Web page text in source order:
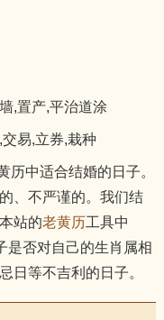
,置产,平治道涂
易,立券,栽种
中适合结婚的日子。
、不严谨的。我们结
站的老黄历工具中
是否对自己的生肖属相
日等不吉利的日子。